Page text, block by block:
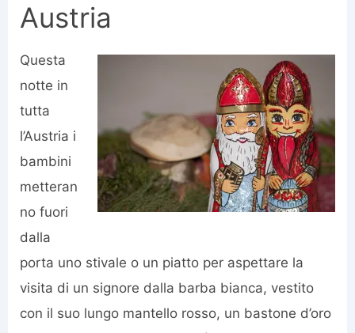
Austria
Questa
notte in
tutta
l’Austria i
bambini
metteran
no fuori
dalla
porta uno stivale o un piatto per aspettare la
visita di un signore dalla barba bianca, vestito
con il suo lungo mantello rosso, un bastone d’oro